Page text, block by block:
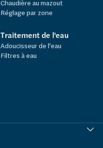
Chaudière au mazout
Réglage par zone
Traitement de l'eau
Adoucisseur de l'eau
Filtres à eau